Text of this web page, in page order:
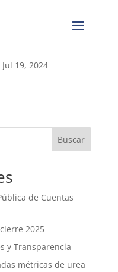
Jul 19, 2024
Buscar
de Cuentas
2025
y Transparencia
métricas de urea